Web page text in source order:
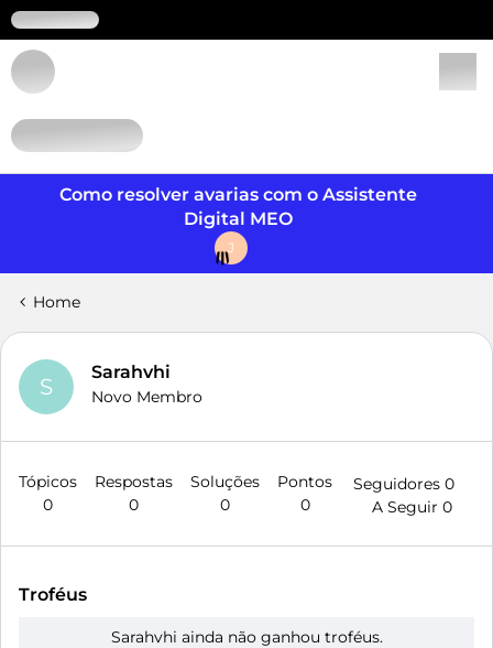
Como resolver avarias com o Assistente
Digital MEO
J
Home
S
Sarahvhi
Novo Membro
Tópicos
0
Respostas
0
Soluções
0
Pontos
0
Seguidores 0
A Seguir 0
Troféus
Sarahvhi ainda não ganhou troféus.